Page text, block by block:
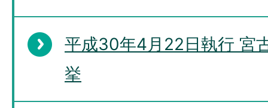
平成30年4月22日執行 宮
挙